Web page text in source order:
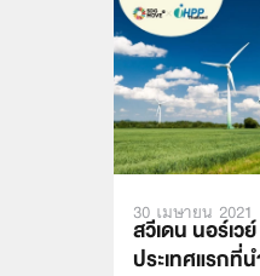
30 เมษายน 2021
สวีเดน นอร์เว
ประเทศแรกที่